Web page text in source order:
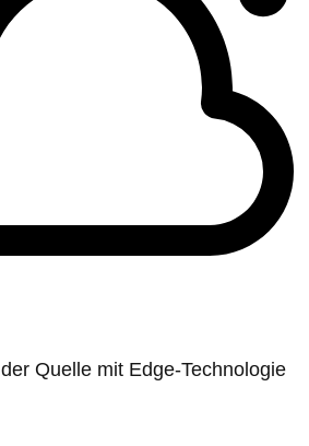
Quelle mit Edge-Technologie